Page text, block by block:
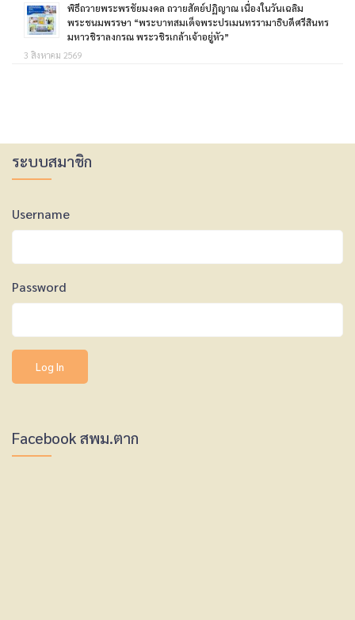
พิธีถวายพระพรชัยมงคล ถวายสัตย์ปฏิญาณ เนื่องในวันเฉลิม
พระชนมพรรษา “พระบาทสมเด็จพระปรเมนทรรามาธิบดีศรีสินทร
มหาวชิราลงกรณ พระวชิรเกล้าเจ้าอยู่หัว”
3 สิงหาคม 2569
ระบบสมาชิก
Username
Password
Facebook สพม.ตาก